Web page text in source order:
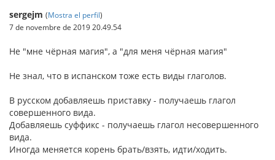
sergejm (Mostra el perfil)
7 de novembre de 2019 20.49.54
Не "мне чёрная магия", а "для меня чёрная магия"
Не знал, что в испанском тоже есть виды глаголов.
В русском добавляешь приставку - получаешь глагол
совершенного вида.
Добавляешь суффикс - получаешь глагол несовершенного
вида.
Иногда меняется корень брать/взять, идти/ходить.